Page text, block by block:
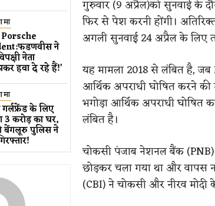
ने
नेता
हवा दे रहे हैं!’
के लिए
3 करोड़ का घर​,
बेंगलूरु पुलिस ने
गुरुवार (9 अप्रैल)को सुनवाई के
फिर से पेश करनी होंगी।
अगली सुनवाई 24 अप्रैल के लिए
यह मामला 2018 से लंबित है,
आर्थिक अपराधी घोषित करने
भगोड़ा आर्थिक अपराधी
लंबित है।
चोकसी पंजाब नेशनल बैंक (PNB)
छोड़कर चला गया था और वापस
(CBI) ने चोकसी और नीरव मोदी